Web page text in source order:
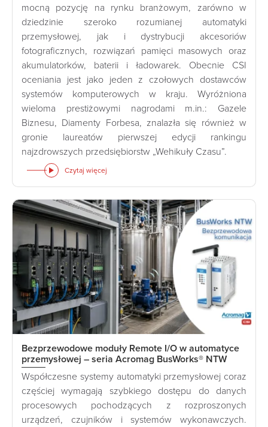
mocną pozycję na rynku branżowym, zarówno w
dziedzinie szeroko rozumianej automatyki
przemysłowej, jak i dystrybucji akcesoriów
fotograficznych, rozwiązań pamięci masowych oraz
akumulatorków, baterii i ładowarek. Obecnie CSI
oceniania jest jako jeden z czołowych dostawców
systemów komputerowych w kraju. Wyróżniona
wieloma prestiżowymi nagrodami m.in.: Gazele
Biznesu, Diamenty Forbesa, znalazła się również w
gronie laureatów pierwszej edycji rankingu
najzdrowszych przedsiębiorstw „Wehikuły Czasu”.
Czytaj więcej
Bezprzewodowe moduły Remote I/O w automatyce
przemysłowej – seria Acromag BusWorks® NTW
Współczesne systemy automatyki przemysłowej coraz
częściej wymagają szybkiego dostępu do danych
procesowych pochodzących z rozproszonych
urządzeń, czujników i systemów wykonawczych.